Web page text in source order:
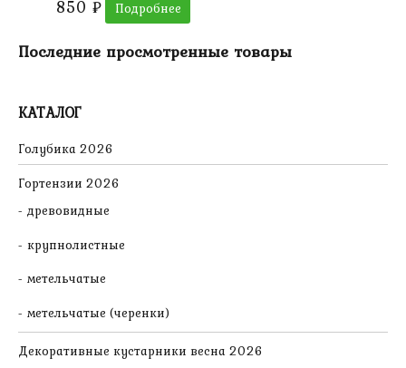
КАТАЛОГ
Голубика 2026
Гортензии 2026
древовидные
крупнолистные
метельчатые
метельчатые (черенки)
Декоративные кустарники весна 2026
850 ₽ Подробнее
Последние просмотренные товары